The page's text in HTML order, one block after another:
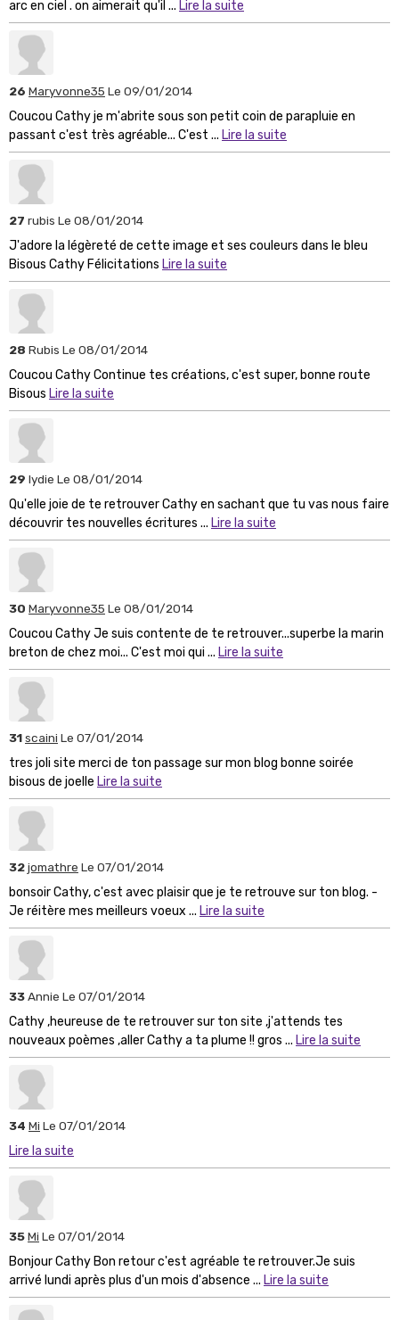
arc en ciel . on aimerait qu'il ... Lire la suite
26 Maryvonne35 Le 09/01/2014
Coucou Cathy je m'abrite sous son petit coin de parapluie en
passant c'est très agréable... C'est ... Lire la suite
27 rubis Le 08/01/2014
J'adore la légèreté de cette image et ses couleurs dans le bleu
Bisous Cathy Félicitations Lire la suite
28 Rubis Le 08/01/2014
Coucou Cathy Continue tes créations, c'est super, bonne route
Bisous Lire la suite
29 lydie Le 08/01/2014
Qu'elle joie de te retrouver Cathy en sachant que tu vas nous faire
découvrir tes nouvelles écritures ... Lire la suite
30 Maryvonne35 Le 08/01/2014
Coucou Cathy Je suis contente de te retrouver...superbe la marin
breton de chez moi... C'est moi qui ... Lire la suite
31scaini Le 07/01/2014
tres joli site merci de ton passage sur mon blog bonne soirée
bisous de joelle Lire la suite
32jomathre Le 07/01/2014
bonsoir Cathy, c'est avec plaisir que je te retrouve sur ton blog. -
Je réitère mes meilleurs voeux ... Lire la suite
33Annie Le 07/01/2014
Cathy ,heureuse de te retrouver sur ton site ,j'attends tes
nouveaux poèmes ,aller Cathy a ta plume !! gros ... Lire la suite
34 Mi Le 07/01/2014
Lire la suite
35Mi Le 07/01/2014
Bonjour Cathy Bon retour c'est agréable te retrouver.Je suis
arrivé lundi après plus d'un mois d'absence ... Lire la suite